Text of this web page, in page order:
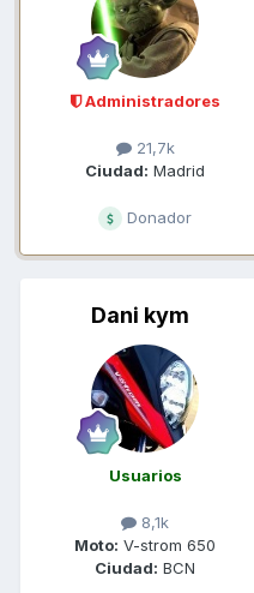
Administradores
21,7k
Ciudad: Madrid
Donador
Dani kym
Usuarios
8,1k
Moto: V-strom 650
Ciudad: BCN